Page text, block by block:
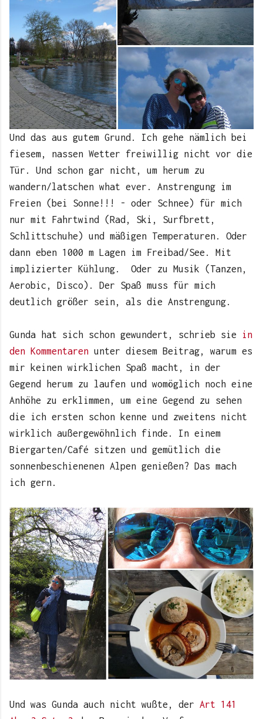
Und das aus gutem Grund. Ich gehe nämlich bei
fiesem, nassen Wetter freiwillig nicht vor die
Tür. Und schon gar nicht, um herum zu
wandern/latschen what ever. Anstrengung im
Freien (bei Sonne!!! - oder Schnee) für mich
nur mit Fahrtwind (Rad, Ski, Surfbrett,
Schlittschuhe) und mäßigen Temperaturen. Oder
dann eben 1000 m Lagen im Freibad/See. Mit
implizierter Kühlung. Oder zu Musik (Tanzen,
Aerobic, Disco). Der Spaß muss für mich
deutlich größer sein, als die Anstrengung.
Gunda hat sich schon gewundert, schrieb sie in
den Kommentaren unter diesem Beitrag, warum es
mir keinen wirklichen Spaß macht, in der
Gegend herum zu laufen und womöglich noch eine
Anhöhe zu erklimmen, um eine Gegend zu sehen
die ich ersten schon kenne und zweitens nicht
wirklich außergewöhnlich finde. In einem
Biergarten/Café sitzen und gemütlich die
sonnenbeschienenen Alpen genießen? Das mach
ich gern.
Und was Gunda auch nicht wußte, der Art 141